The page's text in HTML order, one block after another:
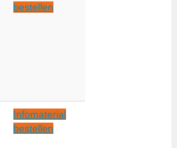
bestellen
Infomaterial
bestellen